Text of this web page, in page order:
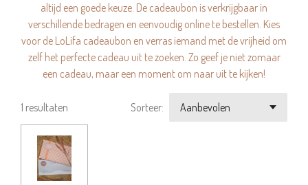
altijd een goede keuze. De cadeaubon is verkrijgbaar in
verschillende bedragen en eenvoudig online te bestellen. Kies
voor de LoLifa cadeaubon en verras iemand met de vrijheid om
zelf het perfecte cadeau uit te zoeken. Zo geef je niet zomaar
een cadeau, maar een moment om naar uit te kijken!
1 resultaten Sorteer: